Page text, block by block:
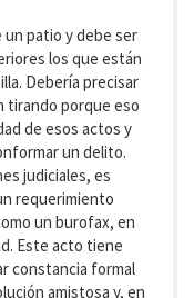
patio y debe ser
los que están
Debería precisar
tirando porque eso
de esos actos y
un delito.
judiciales, es
requerimiento
un burofax, en
Este acto tiene
constancia formal
amistosa y, en